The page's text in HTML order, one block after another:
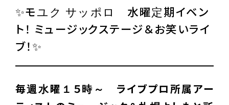
✨モユク サッポロ 水曜定期イベン
ト！ ミュージックステージ＆お笑いライ
ブ！✨
毎週水曜１５時～ ライブプロ所属アー